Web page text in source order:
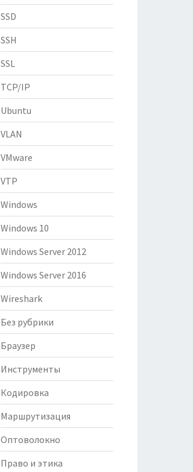
SSD
SSH
SSL
TCP/IP
Ubuntu
VLAN
VMware
VTP
Windows
Windows 10
Windows Server 2012
Windows Server 2016
Wireshark
Без рубрики
Браузер
Инструменты
Кодировка
Маршрутизация
Оптоволокно
Право и этика